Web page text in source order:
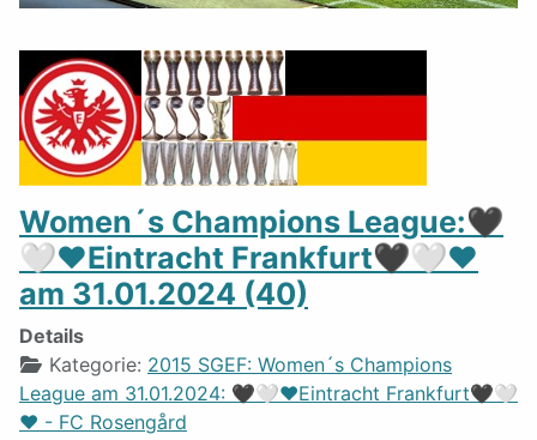
Women´s Champions League:🖤
🤍❤️Eintracht Frankfurt🖤🤍❤️
am 31.01.2024 (40)
Details
Kategorie: 2015 SGEF: Women´s Champions
League am 31.01.2024: 🖤🤍❤️Eintracht Frankfurt🖤🤍
❤️ - FC Rosengård